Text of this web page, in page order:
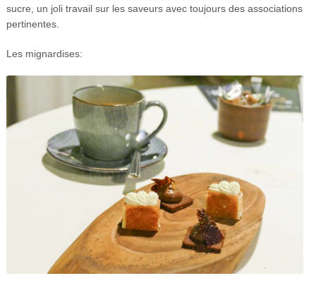
sucre, un joli travail sur les saveurs avec toujours des associations
pertinentes.
Les mignardises: